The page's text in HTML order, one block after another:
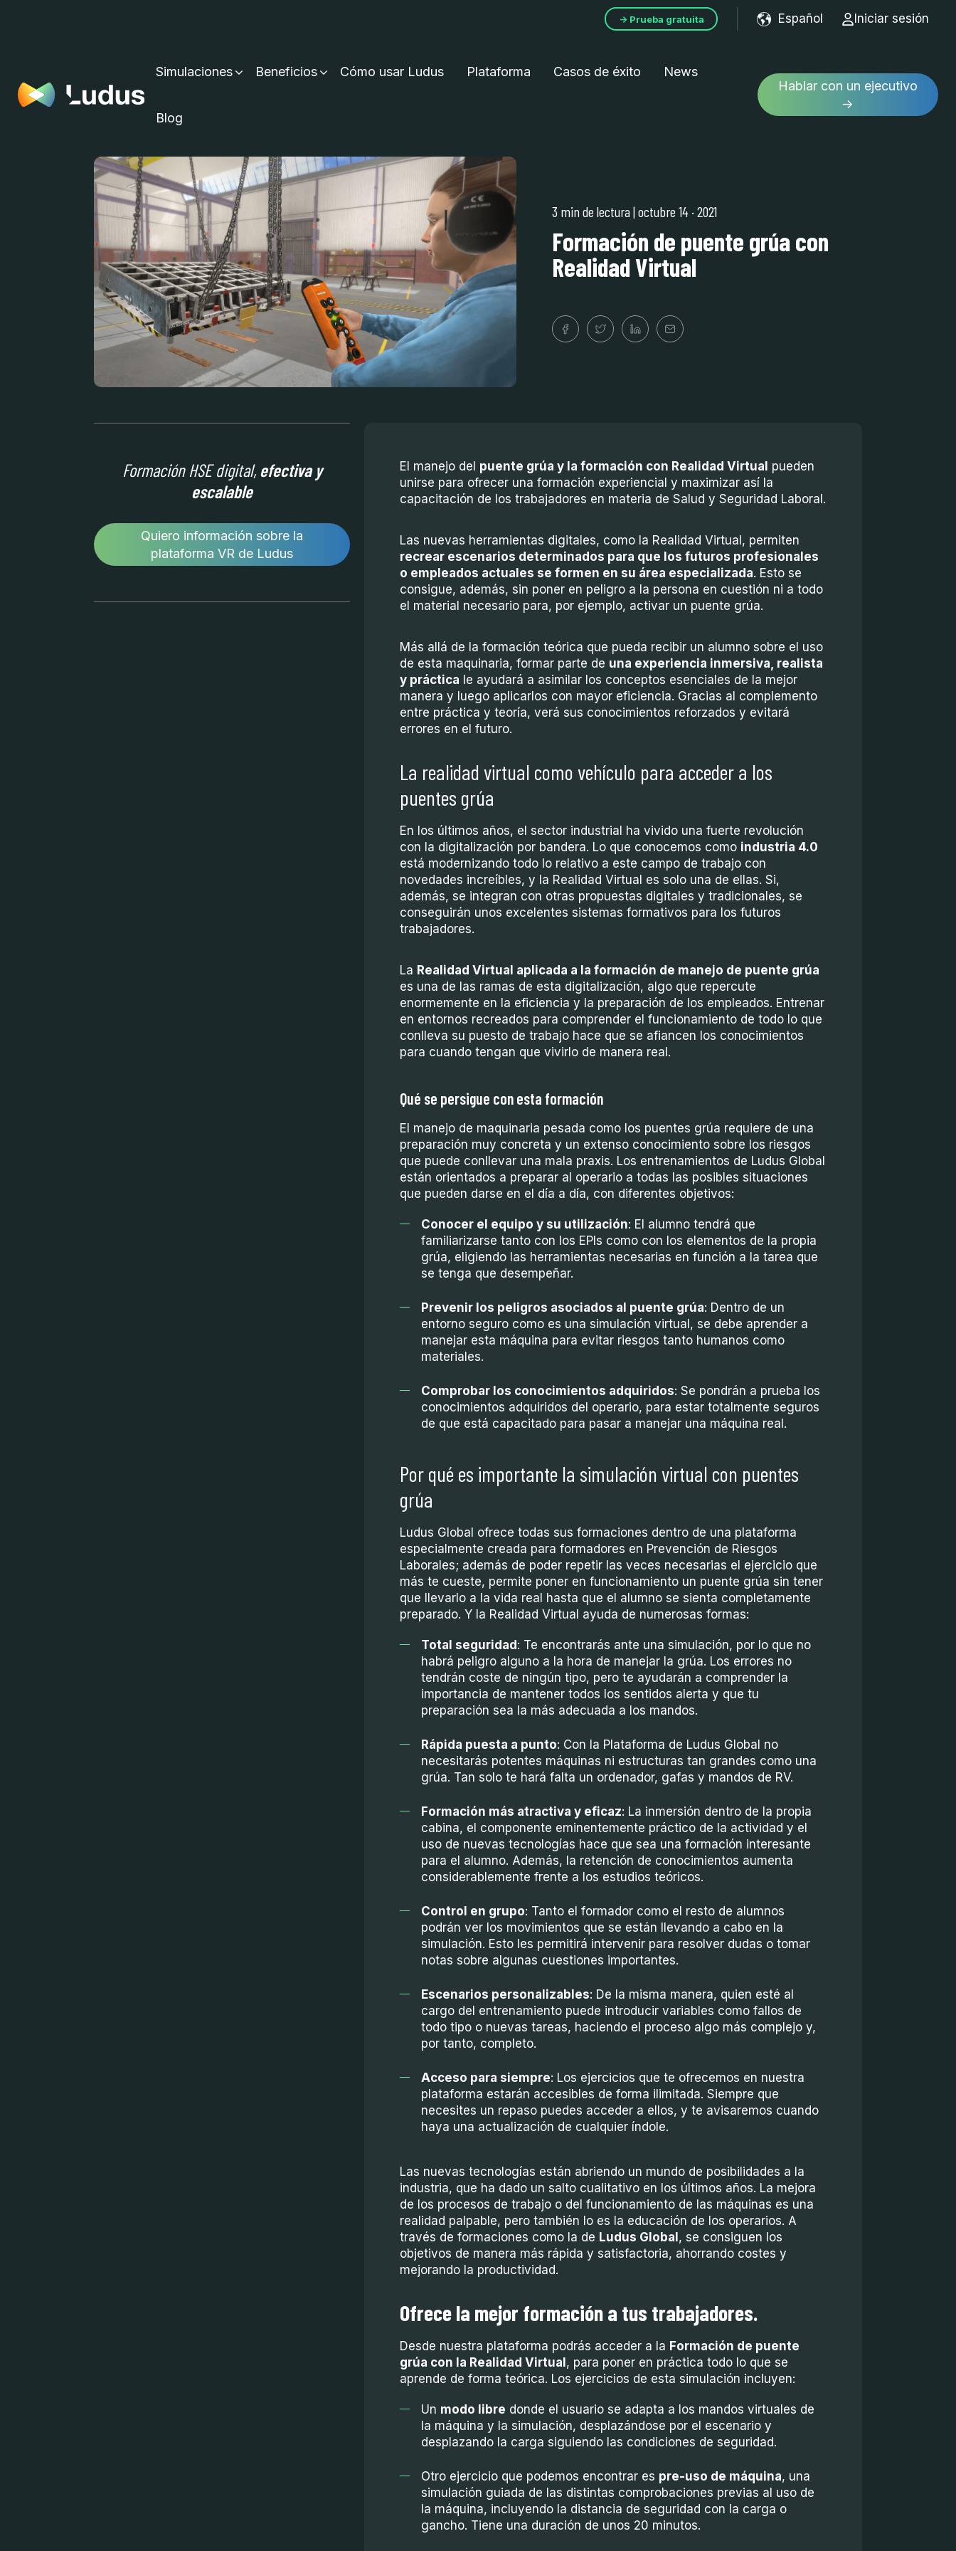
→ Prueba gratuita Español
Show submenu for
Iniciar sesión
Simulaciones Beneficios Cómo usar Ludus Plataforma Casos de éxito News
Blog
Hablar con un ejecutivo
→
3 min de lectura| octubre 14 · 2021
Formación de puente grúa con
Realidad Virtual
Formación HSE digital,efectiva y
escalable
Quiero información sobre la
plataforma VR de Ludus
El manejo del puente grúa y la formación con Realidad Virtual pueden
unirse para ofrecer una formación experiencial y maximizar así la
capacitación de los trabajadores en materia de Salud y Seguridad Laboral.
Las nuevas herramientas digitales, como la Realidad Virtual, permiten
recrear escenarios determinados para que los futuros profesionales
o empleados actuales se formen en su área especializada. Esto se
consigue, además, sin poner en peligro a la persona en cuestión ni a todo
el material necesario para, por ejemplo, activar un puente grúa.
Más allá de la formación teórica que pueda recibir un alumno sobre el uso
de esta maquinaria, formar parte de una experiencia inmersiva, realista
y práctica le ayudará a asimilar los conceptos esenciales de la mejor
manera y luego aplicarlos con mayor eficiencia. Gracias al complemento
entre práctica y teoría, verá sus conocimientos reforzados y evitará
errores en el futuro.
La realidad virtual como vehículo para acceder a los
puentes grúa
En los últimos años, el sector industrial ha vivido una fuerte revolución
con la digitalización por bandera. Lo que conocemos como industria 4.0
está modernizando todo lo relativo a este campo de trabajo con
novedades increíbles, y la Realidad Virtual es solo una de ellas. Si,
además, se integran con otras propuestas digitales y tradicionales, se
conseguirán unos excelentes sistemas formativos para los futuros
trabajadores.
La Realidad Virtual aplicada a la formación de manejo de puente grúa
es una de las ramas de esta digitalización, algo que repercute
enormemente en la eficiencia y la preparación de los empleados. Entrenar
en entornos recreados para comprender el funcionamiento de todo lo que
conlleva su puesto de trabajo hace que se afiancen los conocimientos
para cuando tengan que vivirlo de manera real.
Qué se persigue con esta formación
El manejo de maquinaria pesada como los puentes grúa requiere de una
preparación muy concreta y un extenso conocimiento sobre los riesgos
que puede conllevar una mala praxis. Los entrenamientos de Ludus Global
están orientados a preparar al operario a todas las posibles situaciones
que pueden darse en el día a día, con diferentes objetivos:
Conocer el equipo y su utilización: El alumno tendrá que
familiarizarse tanto con los EPIs como con los elementos de la propia
grúa, eligiendo las herramientas necesarias en función a la tarea que
se tenga que desempeñar.
Prevenir los peligros asociados al puente grúa: Dentro de un
entorno seguro como es una simulación virtual, se debe aprender a
manejar esta máquina para evitar riesgos tanto humanos como
materiales.
Comprobar los conocimientos adquiridos: Se pondrán a prueba los
conocimientos adquiridos del operario, para estar totalmente seguros
de que está capacitado para pasar a manejar una máquina real.
Por qué es importante la simulación virtual con puentes
grúa
Ludus Global ofrece todas sus formaciones dentro de una plataforma
especialmente creada para formadores en Prevención de Riesgos
Laborales; además de poder repetir las veces necesarias el ejercicio que
más te cueste, permite poner en funcionamiento un puente grúa sin tener
que llevarlo a la vida real hasta que el alumno se sienta completamente
preparado. Y la Realidad Virtual ayuda de numerosas formas:
Total seguridad : Te encontrarás ante una simulación, por lo que no
habrá peligro alguno a la hora de manejar la grúa. Los errores no
tendrán coste de ningún tipo, pero te ayudarán a comprender la
importancia de mantener todos los sentidos alerta y que tu
preparación sea la más adecuada a los mandos.
Rápida puesta a punto: Con la Plataforma de Ludus Global no
necesitarás potentes máquinas ni estructuras tan grandes como una
grúa. Tan solo te hará falta un ordenador, gafas y mandos de RV.
Formación más atractiva y eficaz: La inmersión dentro de la propia
cabina, el componente eminentemente práctico de la actividad y el
uso de nuevas tecnologías hace que sea una formación interesante
para el alumno. Además, la retención de conocimientos aumenta
considerablemente frente a los estudios teóricos.
Control en grupo: Tanto el formador como el resto de alumnos
podrán ver los movimientos que se están llevando a cabo en la
simulación. Esto les permitirá intervenir para resolver dudas o tomar
notas sobre algunas cuestiones importantes.
Escenarios personalizables: De la misma manera, quien esté al
cargo del entrenamiento puede introducir variables como fallos de
todo tipo o nuevas tareas, haciendo el proceso algo más complejo y,
por tanto, completo.
Acceso para siempre: Los ejercicios que te ofrecemos en nuestra
plataforma estarán accesibles de forma ilimitada. Siempre que
necesites un repaso puedes acceder a ellos, y te avisaremos cuando
haya una actualización de cualquier índole.
Las nuevas tecnologías están abriendo un mundo de posibilidades a la
industria, que ha dado un salto cualitativo en los últimos años. La mejora
de los procesos de trabajo o del funcionamiento de las máquinas es una
realidad palpable, pero también lo es la educación de los operarios. A
través de formaciones como la de Ludus Global , se consiguen los
objetivos de manera más rápida y satisfactoria, ahorrando costes y
mejorando la productividad.
Ofrece la mejor formación a tus trabajadores.
Desde nuestra plataforma podrás acceder a la Formación de puente
grúa con la Realidad Virtual , para poner en práctica todo lo que se
aprende de forma teórica. Los ejercicios de esta simulación incluyen:
Un modo libre donde el usuario se adapta a los mandos virtuales de
la máquina y la simulación, desplazándose por el escenario y
desplazando la carga siguiendo las condiciones de seguridad.
Otro ejercicio que podemos encontrar es pre-uso de máquina, una
simulación guiada de las distintas comprobaciones previas al uso de
la máquina, incluyendo la distancia de seguridad con la carga o
gancho. Tiene una duración de unos 20 minutos.